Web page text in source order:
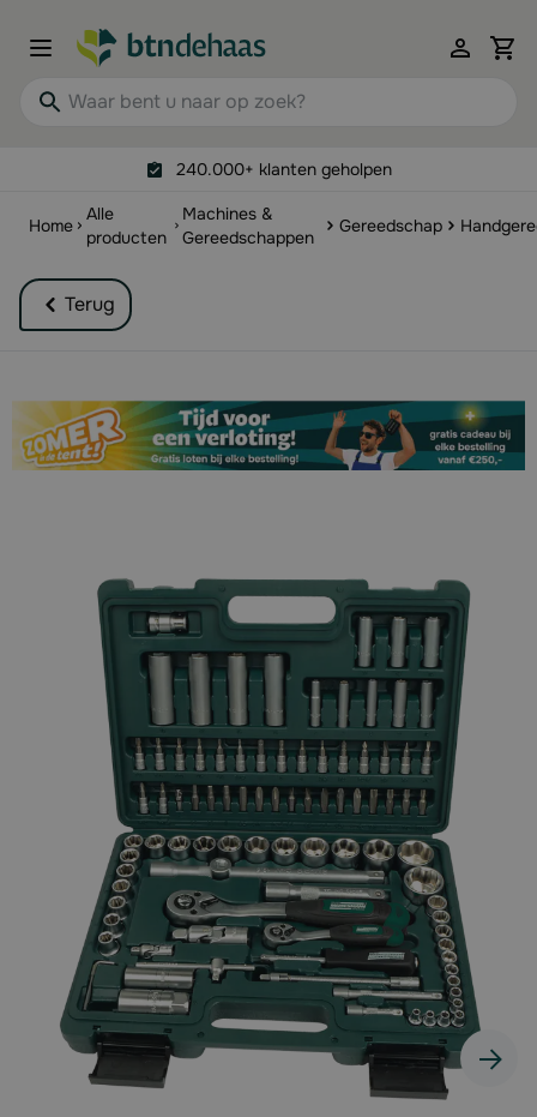
Waar bent u naar op zoek?
240.000+ klanten geholpen
Home
Alle
producten
Machines &
Gereedschappen
Gereedschap
Terug